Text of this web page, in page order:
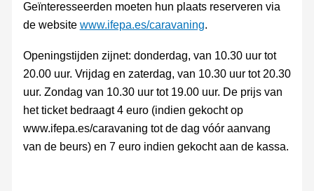
Geïnteresseerden moeten hun plaats reserveren via
de website www.ifepa.es/caravaning.
Openingstijden zijnet: donderdag, van 10.30 uur tot
20.00 uur. Vrijdag en zaterdag, van 10.30 uur tot 20.30
uur. Zondag van 10.30 uur tot 19.00 uur. De prijs van
het ticket bedraagt ​​4 euro (indien gekocht op
www.ifepa.es/caravaning tot de dag vóór aanvang
van de beurs) en 7 euro indien gekocht aan de kassa.